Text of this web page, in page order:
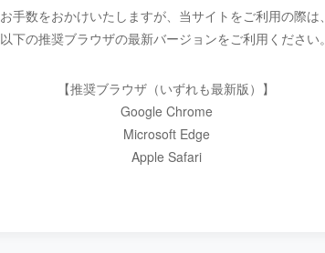
お手数をおかけいたしますが、当サイトをご利用の際は、
以下の推奨ブラウザの最新バージョンをご利用ください。
【推奨ブラウザ（いずれも最新版）】
Google Chrome
Microsoft Edge
Apple Safari